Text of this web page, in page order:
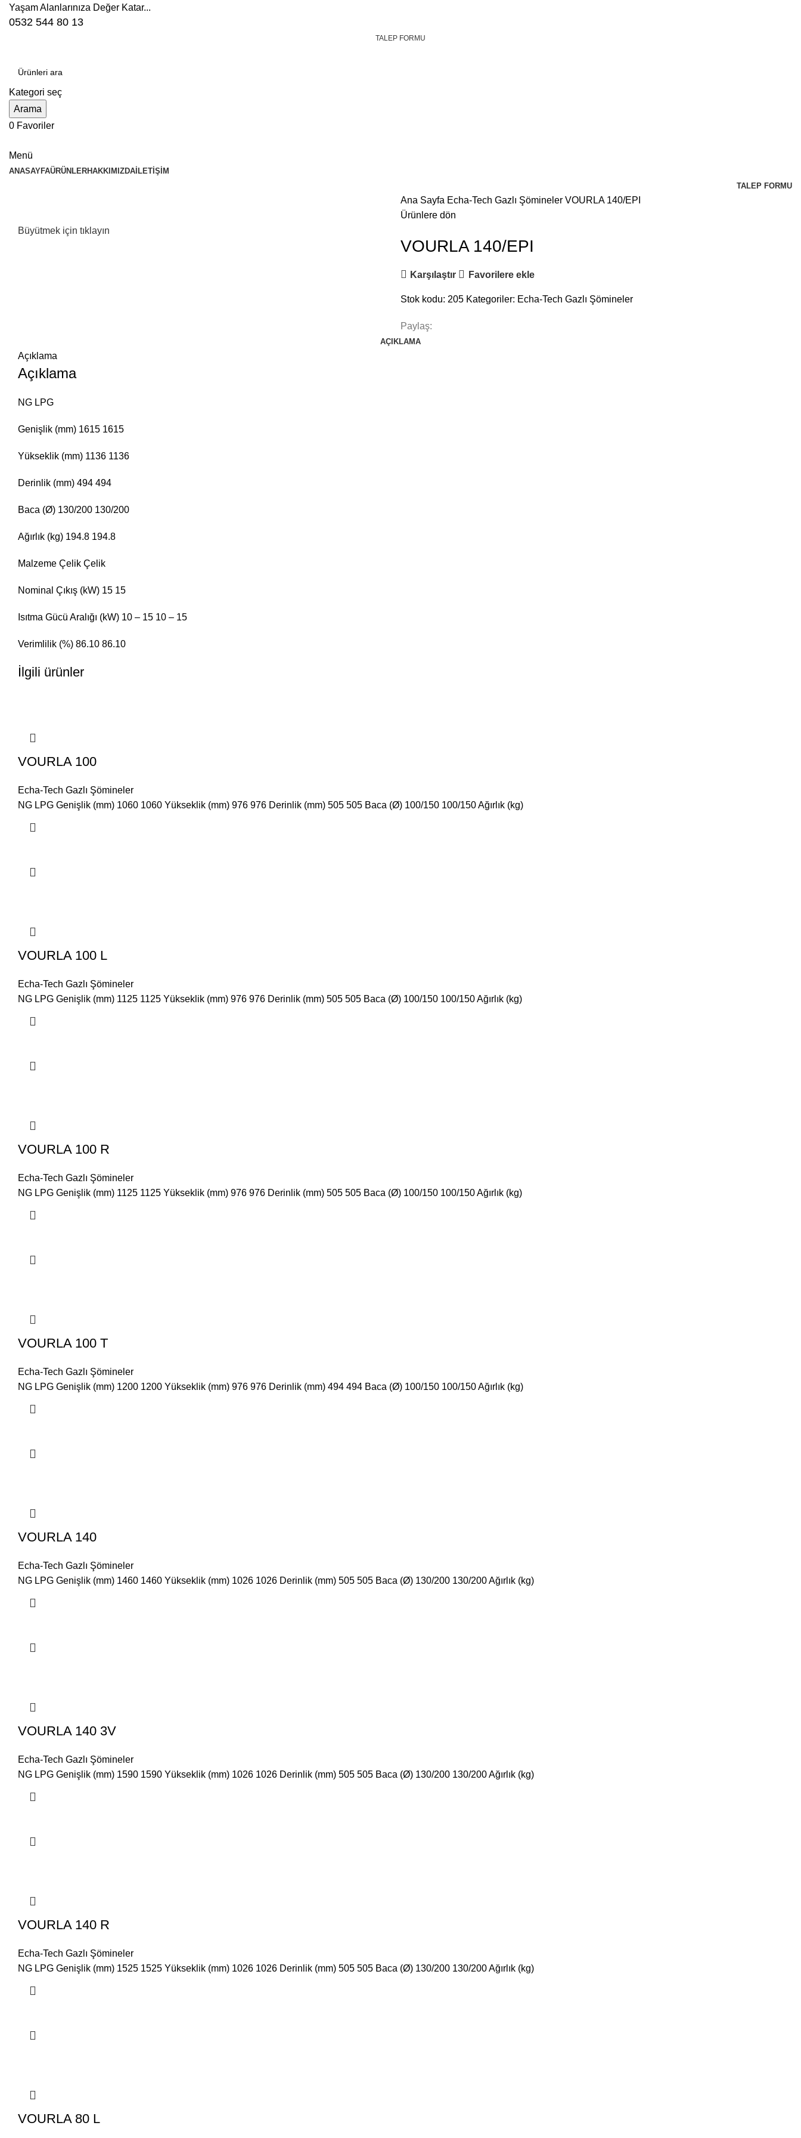
Yaşam Alanlarınıza Değer Katar...
0532 544 80 13
TALEP FORMU
Kategori seç
Arama
0 Favoriler
Menü
ANASAYFAÜRÜNLERHAKKIMIZDA İLETIŞIM
TALEP FORMU
Büyütmek için tıklayın
Ana Sayfa Echa-Tech Gazlı Şömineler VOURLA 140/EPI
Ürünlere dön
VOURLA 140/EPI
Karşılaştır Favorilere ekle
Stok kodu: 205 Kategoriler: Echa-Tech Gazlı Şömineler
Paylaş:
AÇIKLAMA
Açıklama
Açıklama
NG LPG
Genişlik (mm) 1615 1615
Yükseklik (mm) 1136 1136
Derinlik (mm) 494 494
Baca (Ø) 130/200 130/200
Ağırlık (kg) 194.8 194.8
Malzeme Çelik Çelik
Nominal Çıkış (kW) 15 15
Isıtma Gücü Aralığı (kW) 10 – 15 10 – 15
Verimlilik (%) 86.10 86.10
İlgili ürünler
VOURLA 100
Echa-Tech Gazlı Şömineler
NG LPG Genişlik (mm) 1060 1060 Yükseklik (mm) 976 976 Derinlik (mm) 505 505 Baca (Ø) 100/150 100/150 Ağırlık (kg)
VOURLA 100 L
Echa-Tech Gazlı Şömineler
NG LPG Genişlik (mm) 1125 1125 Yükseklik (mm) 976 976 Derinlik (mm) 505 505 Baca (Ø) 100/150 100/150 Ağırlık (kg)
VOURLA 100 R
Echa-Tech Gazlı Şömineler
NG LPG Genişlik (mm) 1125 1125 Yükseklik (mm) 976 976 Derinlik (mm) 505 505 Baca (Ø) 100/150 100/150 Ağırlık (kg)
VOURLA 100 T
Echa-Tech Gazlı Şömineler
NG LPG Genişlik (mm) 1200 1200 Yükseklik (mm) 976 976 Derinlik (mm) 494 494 Baca (Ø) 100/150 100/150 Ağırlık (kg)
VOURLA 140
Echa-Tech Gazlı Şömineler
NG LPG Genişlik (mm) 1460 1460 Yükseklik (mm) 1026 1026 Derinlik (mm) 505 505 Baca (Ø) 130/200 130/200 Ağırlık (kg)
VOURLA 140 3V
Echa-Tech Gazlı Şömineler
NG LPG Genişlik (mm) 1590 1590 Yükseklik (mm) 1026 1026 Derinlik (mm) 505 505 Baca (Ø) 130/200 130/200 Ağırlık (kg)
VOURLA 140 R
Echa-Tech Gazlı Şömineler
NG LPG Genişlik (mm) 1525 1525 Yükseklik (mm) 1026 1026 Derinlik (mm) 505 505 Baca (Ø) 130/200 130/200 Ağırlık (kg)
VOURLA 80 L